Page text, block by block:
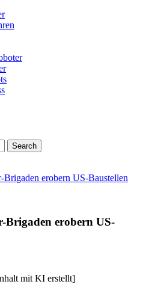
Search
erobern US-Baustellen
erobern US-